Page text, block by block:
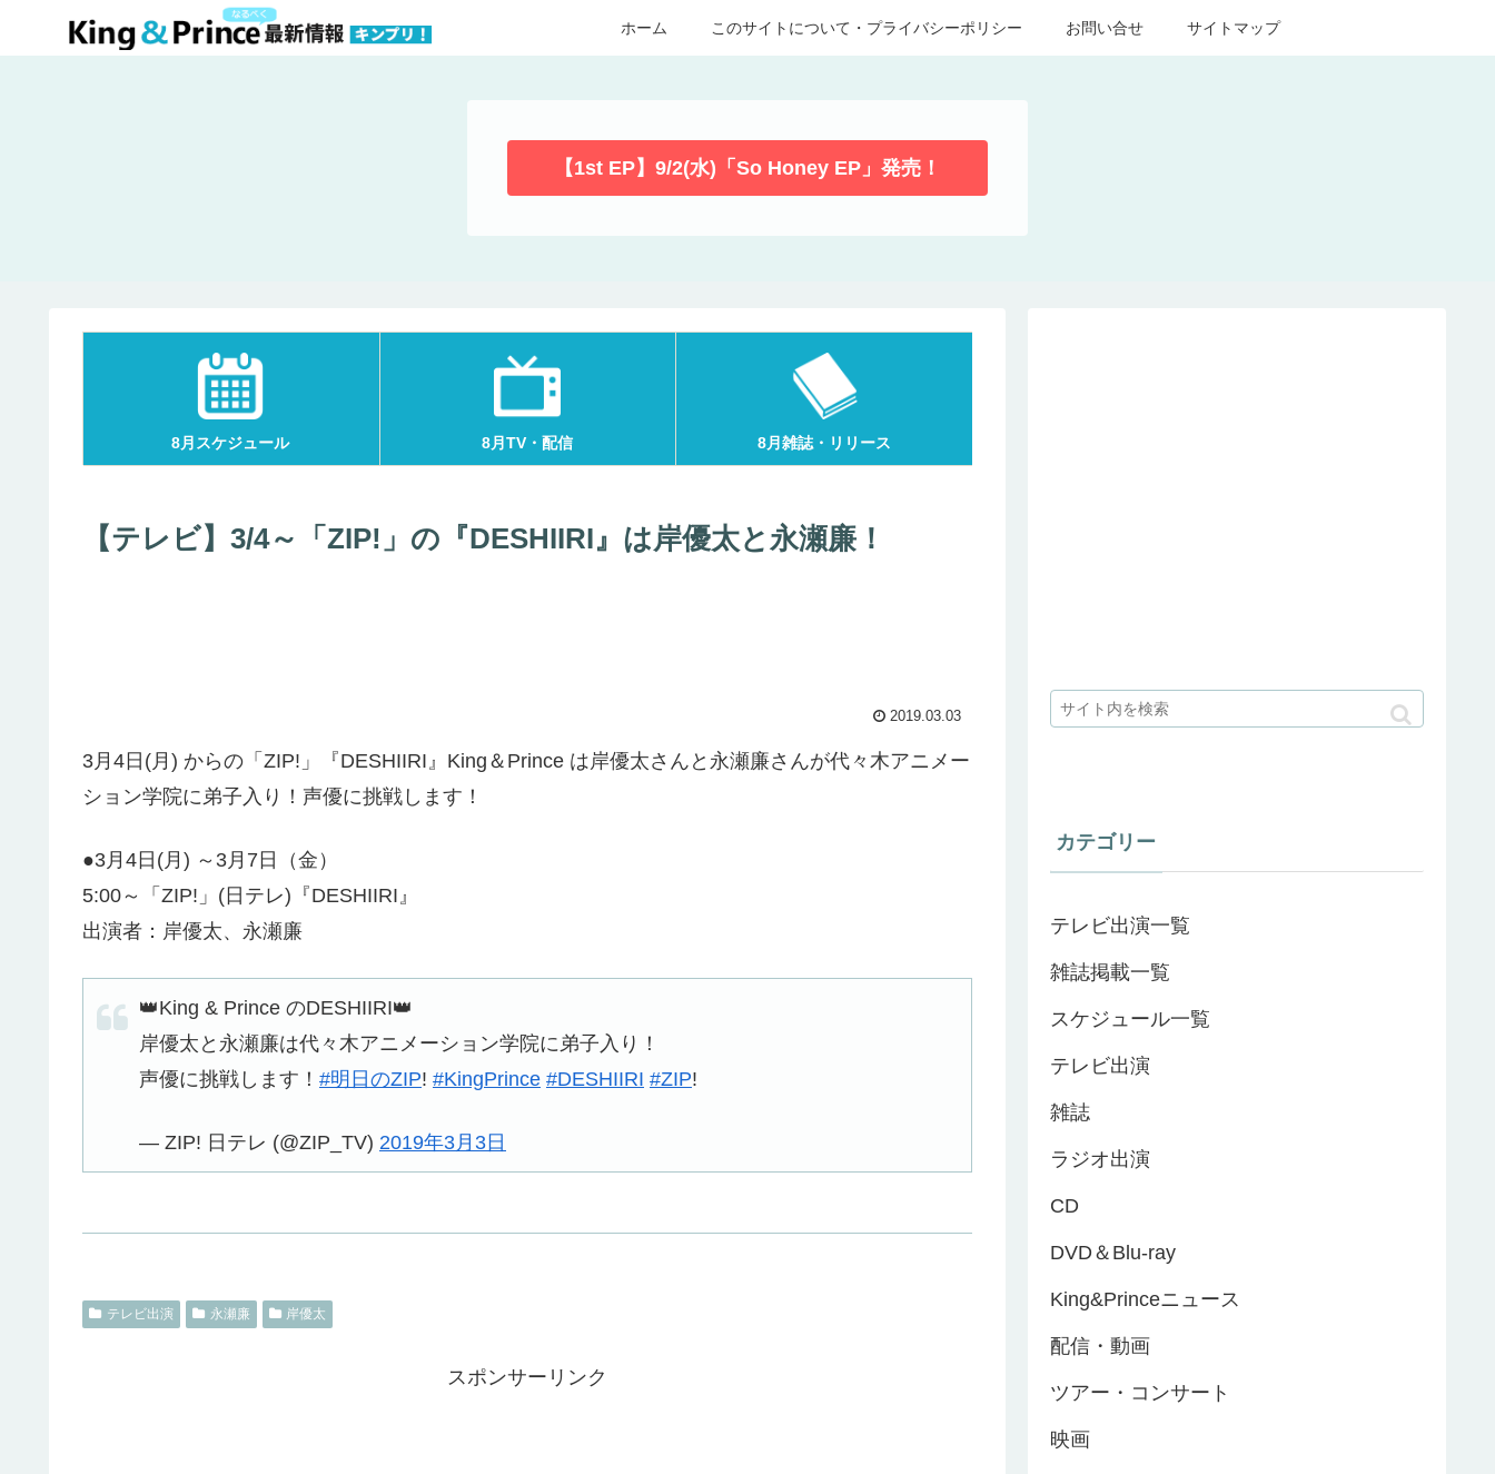
ホーム このサイトについて・プライバシーポリシー お問い合せ サイトマップ
【1st EP】9/2(水)「So Honey EP」発売！
8月スケジュール 8月TV・配信 8月雑誌・リリース
【テレビ】3/4～「ZIP!」の『DESHIIRI』は岸優太と永瀬廉！
2019.03.03
3月4日(月) からの「ZIP!」『DESHIIRI』King＆Prince は岸優太さんと永瀬廉さんが代々木アニメー
ション学院に弟子入り！声優に挑戦します！
●3月4日(月) ～3月7日（金）
5:00～「ZIP!」(日テレ)『DESHIIRI』
出演者：岸優太、永瀬廉
👑King & Prince のDESHIIRI👑
岸優太と永瀬廉は代々木アニメーション学院に弟子入り！
声優に挑戦します！ #明日のZIP! #KingPrince #DESHIIRI #ZIP!
— ZIP! 日テレ (@ZIP_TV) 2019年3月3日
テレビ出演 永瀬廉 岸優太
スポンサーリンク
カテゴリー
テレビ出演一覧
雑誌掲載一覧
スケジュール一覧
テレビ出演
雑誌
ラジオ出演
CD
DVD＆Blu-ray
King&Princeニュース
配信・動画
ツアー・コンサート
映画